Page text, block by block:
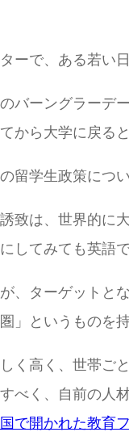
ーで、ある若い
バーングラーデ
から大学に戻る
留学生政策につ
致は、世界的に
してみても英語
、ターゲットと
」というものを
く高く、世帯ご
べく、自前の人
で開かれた教育